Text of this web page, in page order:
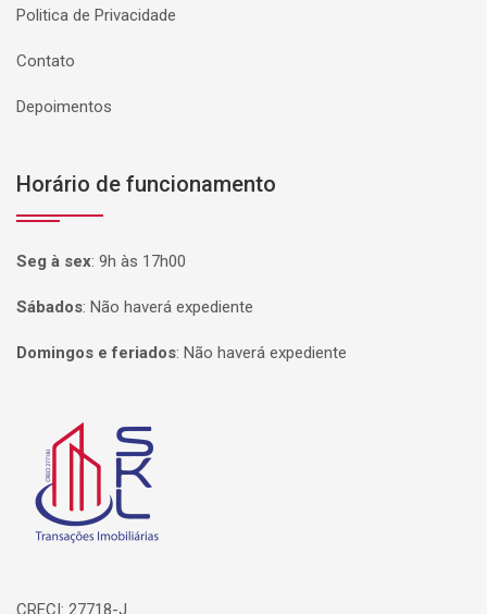
Politica de Privacidade
Contato
Depoimentos
Horário de funcionamento
Seg à sex: 9h às 17h00
Sábados: Não haverá expediente
Domingos e feriados: Não haverá expediente
Página inicial
CRECI: 27718-J